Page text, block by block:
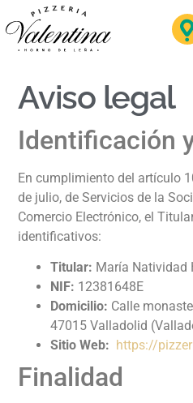
Aviso legal
Identificación
En cumplimiento del artículo
de julio, de Servicios de la
Comercio Electrónico, el
identificativos:
Titular: María Natividad
NIF: 12381648E
Domicilio: Calle
47015 Valladolid
Sitio Web: https://
Finalidad